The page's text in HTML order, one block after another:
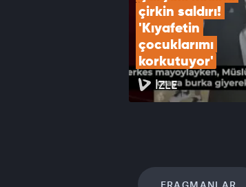
çirkin saldırı!
'Kıyafetin
çocuklarımı
korkutuyor'
İZLE